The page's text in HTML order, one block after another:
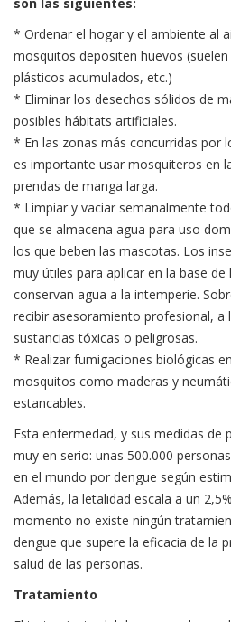
son las siguientes:
* Ordenar el hogar y el ambiente al
mosquitos depositen huevos
plásticos acumulados, etc.)
* Eliminar los desechos sólidos de
posibles hábitats artificiales.
* En las zonas más concurridas por
es importante usar mosquiteros en
prendas de manga larga.
* Limpiar y vaciar semanalmente
que se almacena agua para uso
los que beben las mascotas. Los
muy útiles para aplicar en la base
conservan agua a la intemperie.
recibir asesoramiento profesional, a
sustancias tóxicas o peligrosas.
* Realizar fumigaciones biológicas
mosquitos como maderas y
estancables.
Esta enfermedad, y sus medidas de
muy en serio: unas 500.000
en el mundo por dengue según
Además, la letalidad escala a un
momento no existe ningún
dengue que supere la eficacia de la
salud de las personas.
Tratamiento